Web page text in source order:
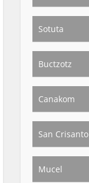
Sotuta
Buctzotz
Canakom
San Crisanto
Mucel